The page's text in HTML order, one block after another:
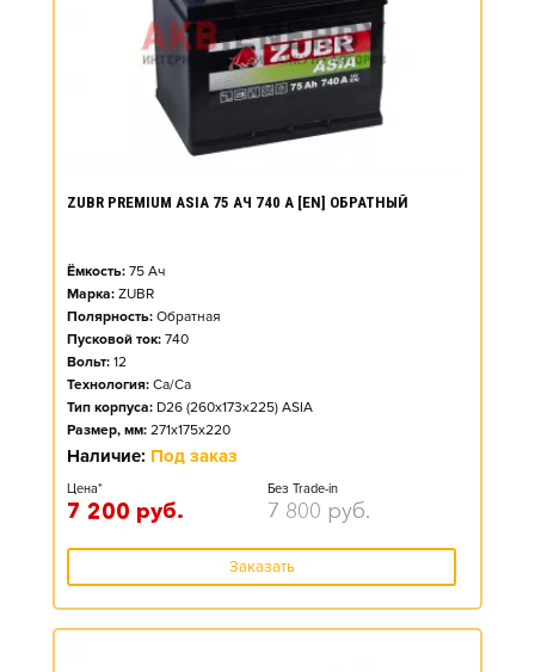
ZUBR PREMIUM ASIA 75 АЧ 740 А [EN] ОБРАТНЫЙ
Ёмкость: 75 Ач
Марка: ZUBR
Полярность: Обратная
Пусковой ток: 740
Вольт: 12
Технология: Ca/Ca
Тип корпуса: D26 (260x173x225) ASIA
Размер, мм: 271x175x220
Наличие: Под заказ
Цена*
7 200 руб.
Без Trade-in
7 800 руб.
Заказать